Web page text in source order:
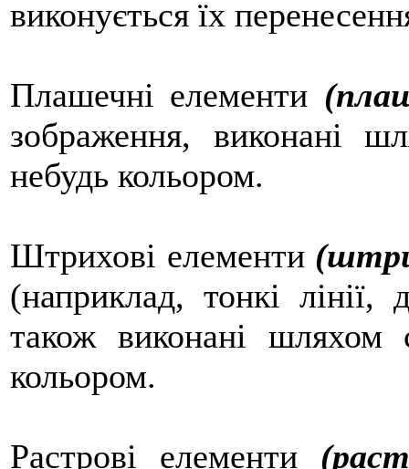
виконується їх
Плашечні елементи
зображення, виконані
небудь кольором.
Штрихові елементи
(наприклад, тонкі лінії,
також виконані шляхом
кольором.
Растрові елементи